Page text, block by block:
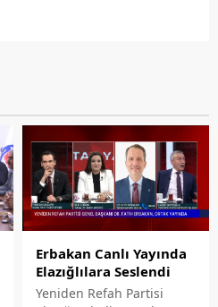
Erbakan Canlı Yayında
Elazığlılara Seslendi
Yeniden Refah Partisi